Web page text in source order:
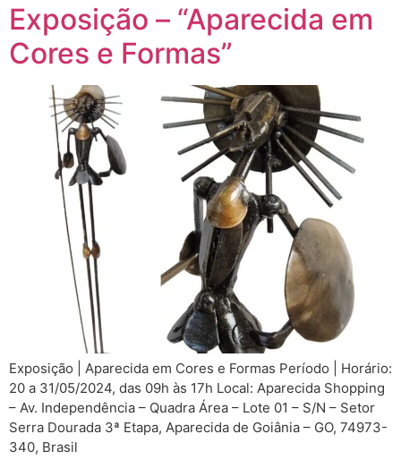
Exposição – “Aparecida em
Cores e Formas”
Exposição | Aparecida em Cores e Formas Período | Horário:
20 a 31/05/2024, das 09h às 17h Local: Aparecida Shopping
– Av. Independência – Quadra Área – Lote 01 – S/N – Setor
Serra Dourada 3ª Etapa, Aparecida de Goiânia – GO, 74973-
340, Brasil